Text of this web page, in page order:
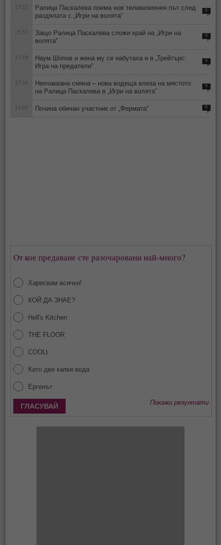
13:23
Ралица Паскалева поема нов телевизионен път след
раздялата с „Игри на волята“
0
15:53
Защо Ралица Паскалева сложи край на „Игри на
волята“
0
11:18
Наум Шопов и жена му се набутаха и в „Трейтърс:
Игра на предатели“
0
17:16
Неочаквана смяна – нова водеща влиза на мястото
на Ралица Паскалева в „Игри на волята“
0
13:07 Почина обичан участник от „Фермата“ 0
От кое предаване сте разочаровани най-много?
Харесвам всички!
КОЙ ДА ЗНАЕ?
Hell's Kitchen
THE FLOOR
COOLt
Като две капки вода
Ергенът
Покажи резултати